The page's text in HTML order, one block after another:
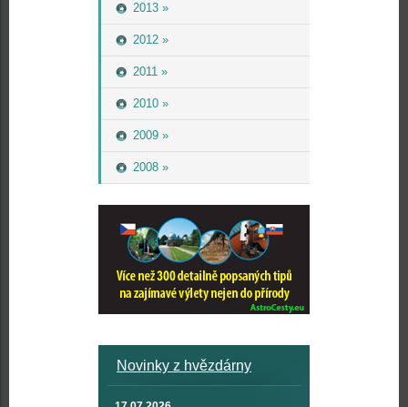
2013 »
2012 »
2011 »
2010 »
2009 »
2008 »
Novinky z hvězdárny